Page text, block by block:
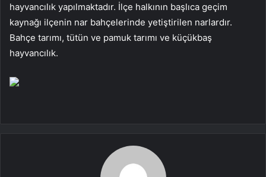
hayvancılık yapılmaktadır. İlçe halkının başlıca geçim
kaynağı ilçenin nar bahçelerinde yetiştirilen narlardır.
Bahçe tarımı, tütün ve pamuk tarımı ve küçükbaş
hayvancılık.